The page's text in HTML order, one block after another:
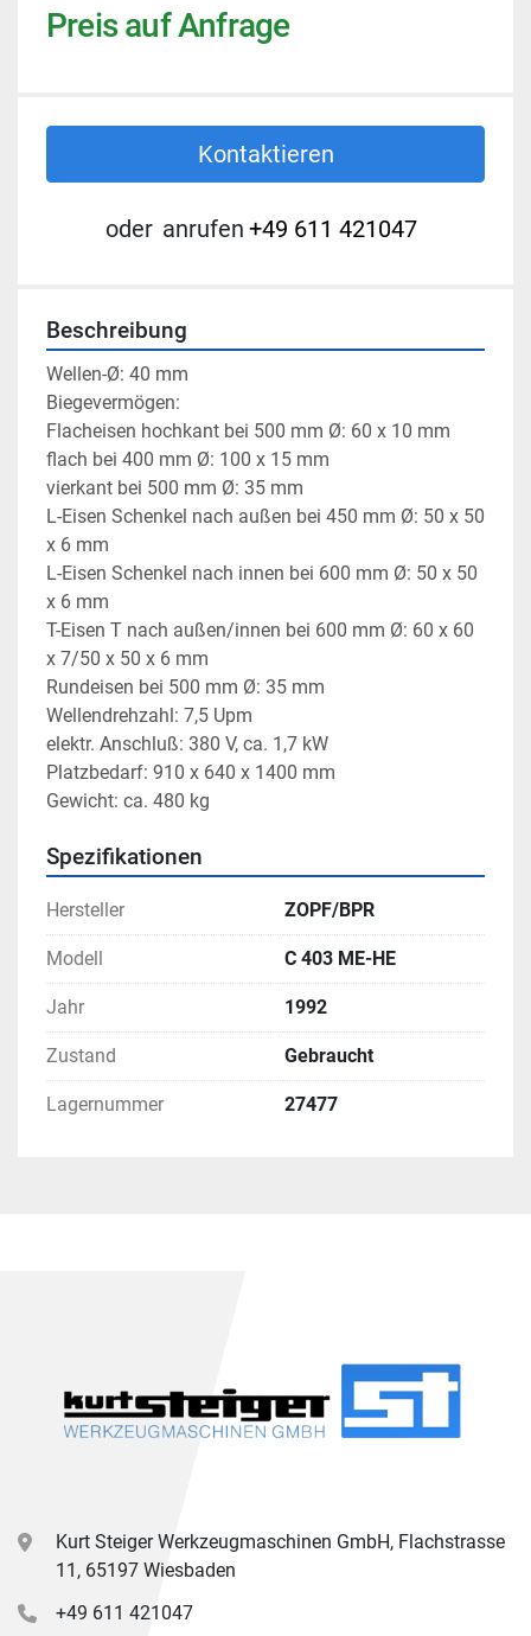
Preis auf Anfrage
Kontaktieren
oder anrufen +49 611 421047
Beschreibung
Wellen-Ø: 40 mm
Biegevermögen:
Flacheisen hochkant bei 500 mm Ø: 60 x 10 mm
flach bei 400 mm Ø: 100 x 15 mm
vierkant bei 500 mm Ø: 35 mm
L-Eisen Schenkel nach außen bei 450 mm Ø: 50 x 50
x 6 mm
L-Eisen Schenkel nach innen bei 600 mm Ø: 50 x 50
x 6 mm
T-Eisen T nach außen/innen bei 600 mm Ø: 60 x 60
x 7/50 x 50 x 6 mm
Rundeisen bei 500 mm Ø: 35 mm
Wellendrehzahl: 7,5 Upm
elektr. Anschluß: 380 V, ca. 1,7 kW
Platzbedarf: 910 x 640 x 1400 mm
Gewicht: ca. 480 kg
Spezifikationen
Hersteller ZOPF/BPR
Modell C 403 ME-HE
Jahr 1992
Zustand Gebraucht
Lagernummer 27477
Kurt Steiger Werkzeugmaschinen GmbH, Flachstrasse
11, 65197 Wiesbaden
+49 611 421047